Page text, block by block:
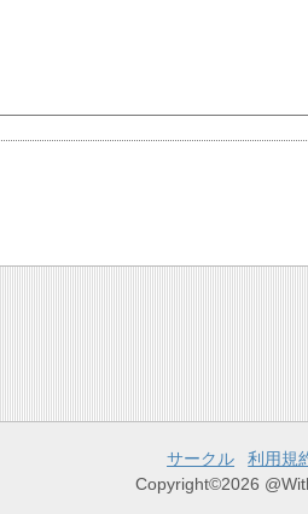
サークル 利用規
Copyright©2026